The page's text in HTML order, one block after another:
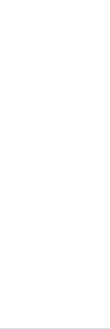
: le
?
des
depuis
bras de fer »
Cette
de soins et
Explications.